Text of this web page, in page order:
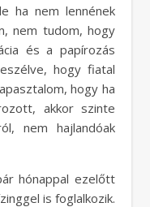
ha nem lennének
nem tudom, hogy
és a papírozás
hogy fiatal
hogy ha
akkor szinte
nem hajlandóak
hónappal ezelőtt
is foglalkozik.